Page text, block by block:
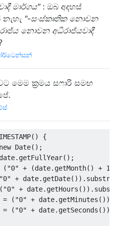
මාර්ගය": ඔබ අදහස්
"-සංස්කෘතික නොවන
නොවන අධිරාජ්යවාදී
මෙම ක්‍රමය සෆාරි සමඟ
()
{
new Date();
. getFullYear();
( "0" + (date. getMonth() + 1
"0" + date. getDate()). substr
( "0" + date. getHours ()).
= ( "0" + date. getMinutes ()).
= ( "0" + date. getSeconds ()).